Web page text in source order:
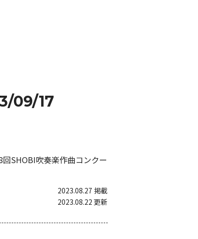
09/17
SHOBI吹奏楽作曲コンクー
2023.08.27 掲載
2023.08.22 更新